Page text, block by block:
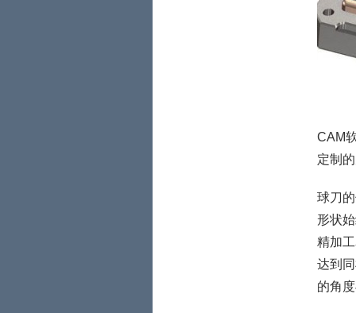
CAM
定制
球刀
形状
精加
达到
的角